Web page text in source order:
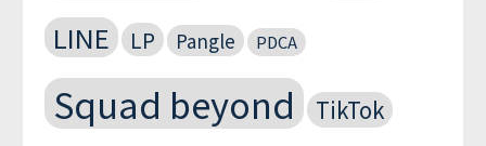
LINE LP Pangle PDCA
Squad beyond TikTok